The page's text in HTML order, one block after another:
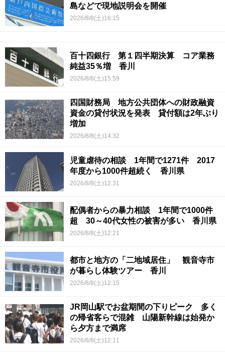
島などで現地説明会を開催
2026/8/8(土)16:15
百十四銀行 第１四半期決算 コア業務
純益35％増 香川
2026/8/8(土)15:59
四国財務局 地方公共団体への財政融資
資金の貸付状況を発表 貸付額は2年ぶり
増加
2026/8/8(土)14:32
児童虐待の相談 1年間で1271件 2017
年度から1000件超続く 香川県
2026/8/8(土)12:31
配偶者からの暴力相談 1年間で1000件
超 30～40代女性の被害が多い 香川県
2026/8/8(土)12:21
都市と地方の「二地域居住」 観音寺市
が暮らし体験ツアー 香川
2026/8/8(土)12:15
JR岡山駅でお盆期間の下りピーク 多く
の帰省客らで混雑 山陽新幹線は始発か
ら夕方まで満席
2026/8/8(土)12:11